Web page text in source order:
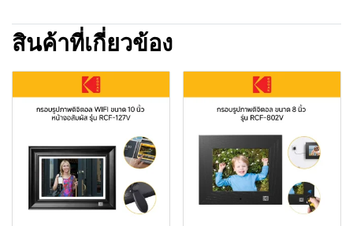
สินค้าที่เกี่ยวข้อง